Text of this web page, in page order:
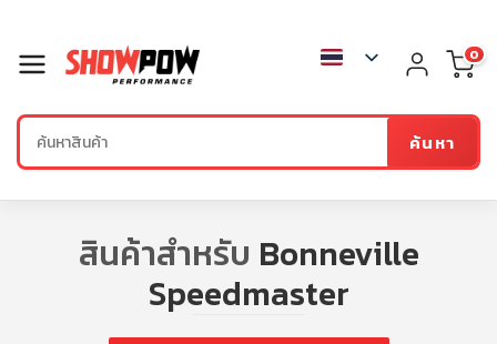
ค้นหา
0
สินค้าสำหรับ Bonneville
Speedmaster